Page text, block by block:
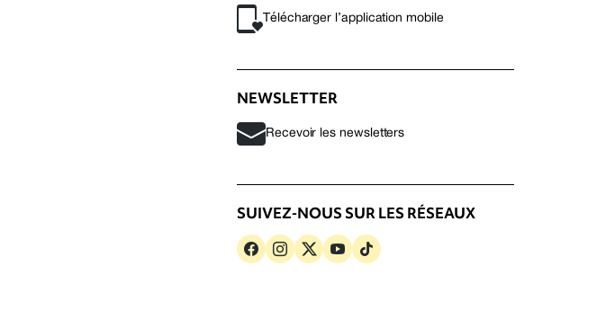
Télécharger l’application mobile
NEWSLETTER
Recevoir les newsletters
SUIVEZ-NOUS SUR LES RÉSEAUX